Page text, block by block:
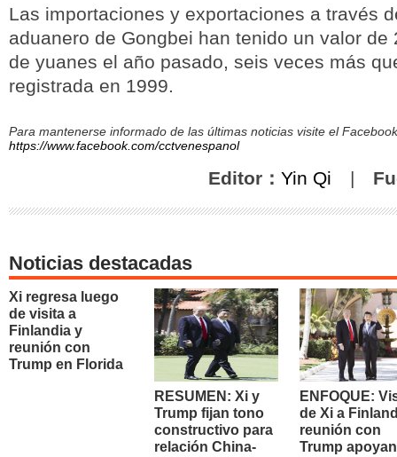
Las importaciones y exportaciones a través
aduanero de Gongbei han tenido un valor de
de yuanes el año pasado, seis veces más
registrada en 1999.
Para mantenerse informado de las últimas noticias visite el
https://www.facebook.com/cctvenespanol
Editor： Yin Qi |
Noticias destacadas
Xi regresa luego
de visita a
Finlandia y
reunión con
Trump en Florida
RESUMEN: Xi y
Trump fijan tono
constructivo para
relación China-
ENFOQUE:
de Xi a
reunión con
Trump apoyan